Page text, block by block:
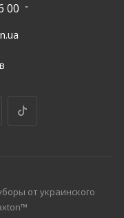
00
от украинского